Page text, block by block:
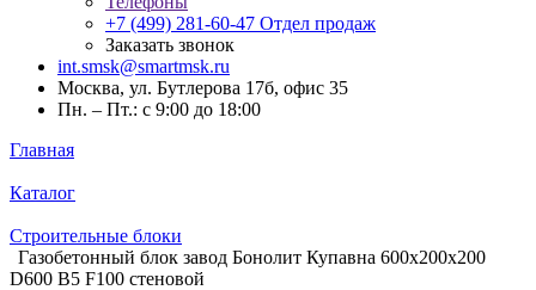
+7 (499) 281-60-47 Отдел продаж
Заказать звонок
int.smsk@smartmsk.ru
Москва, ул. Бутлерова 17б, офис 35
Пн. – Пт.: с 9:00 до 18:00
Главная
Каталог
Строительные блоки
Газобетонный блок завод Бонолит Купавна 600х200х200
D600 B5 F100 стеновой